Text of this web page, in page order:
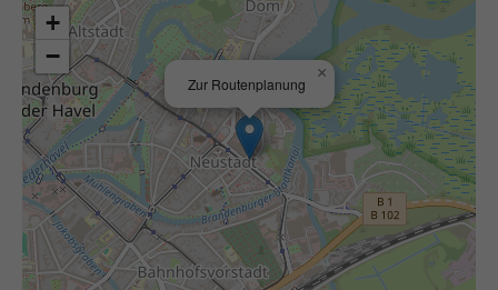
Zur Routenplanung
×
+
−